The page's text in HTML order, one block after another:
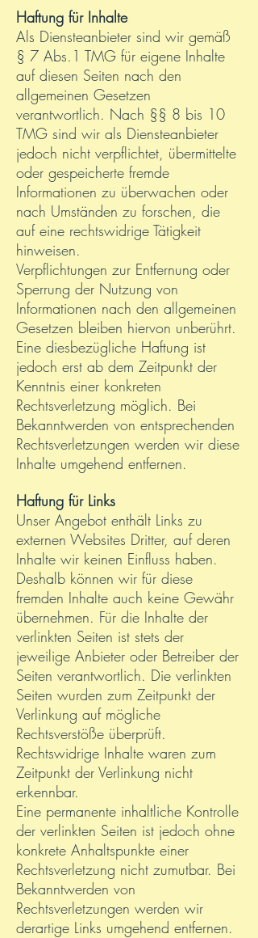
Haftung für Inhalte
Als Diensteanbieter sind wir gemäß
§ 7 Abs.1 TMG für eigene Inhalte
auf diesen Seiten nach den
allgemeinen Gesetzen
verantwortlich. Nach §§ 8 bis 10
TMG sind wir als Diensteanbieter
jedoch nicht verpflichtet, übermittelte
oder gespeicherte fremde
Informationen zu überwachen oder
nach Umständen zu forschen, die
auf eine rechtswidrige Tätigkeit
hinweisen.
Verpflichtungen zur Entfernung oder
Sperrung der Nutzung von
Informationen nach den allgemeinen
Gesetzen bleiben hiervon unberührt.
Eine diesbezügliche Haftung ist
jedoch erst ab dem Zeitpunkt der
Kenntnis einer konkreten
Rechtsverletzung möglich. Bei
Bekanntwerden von entsprechenden
Rechtsverletzungen werden wir diese
Inhalte umgehend entfernen.
Haftung für Links
Unser Angebot enthält Links zu
externen Websites Dritter, auf deren
Inhalte wir keinen Einfluss haben.
Deshalb können wir für diese
fremden Inhalte auch keine Gewähr
übernehmen. Für die Inhalte der
verlinkten Seiten ist stets der
jeweilige Anbieter oder Betreiber der
Seiten verantwortlich. Die verlinkten
Seiten wurden zum Zeitpunkt der
Verlinkung auf mögliche
Rechtsverstöße überprüft.
Rechtswidrige Inhalte waren zum
Zeitpunkt der Verlinkung nicht
erkennbar.
Eine permanente inhaltliche Kontrolle
der verlinkten Seiten ist jedoch ohne
konkrete Anhaltspunkte einer
Rechtsverletzung nicht zumutbar. Bei
Bekanntwerden von
Rechtsverletzungen werden wir
derartige Links umgehend entfernen.